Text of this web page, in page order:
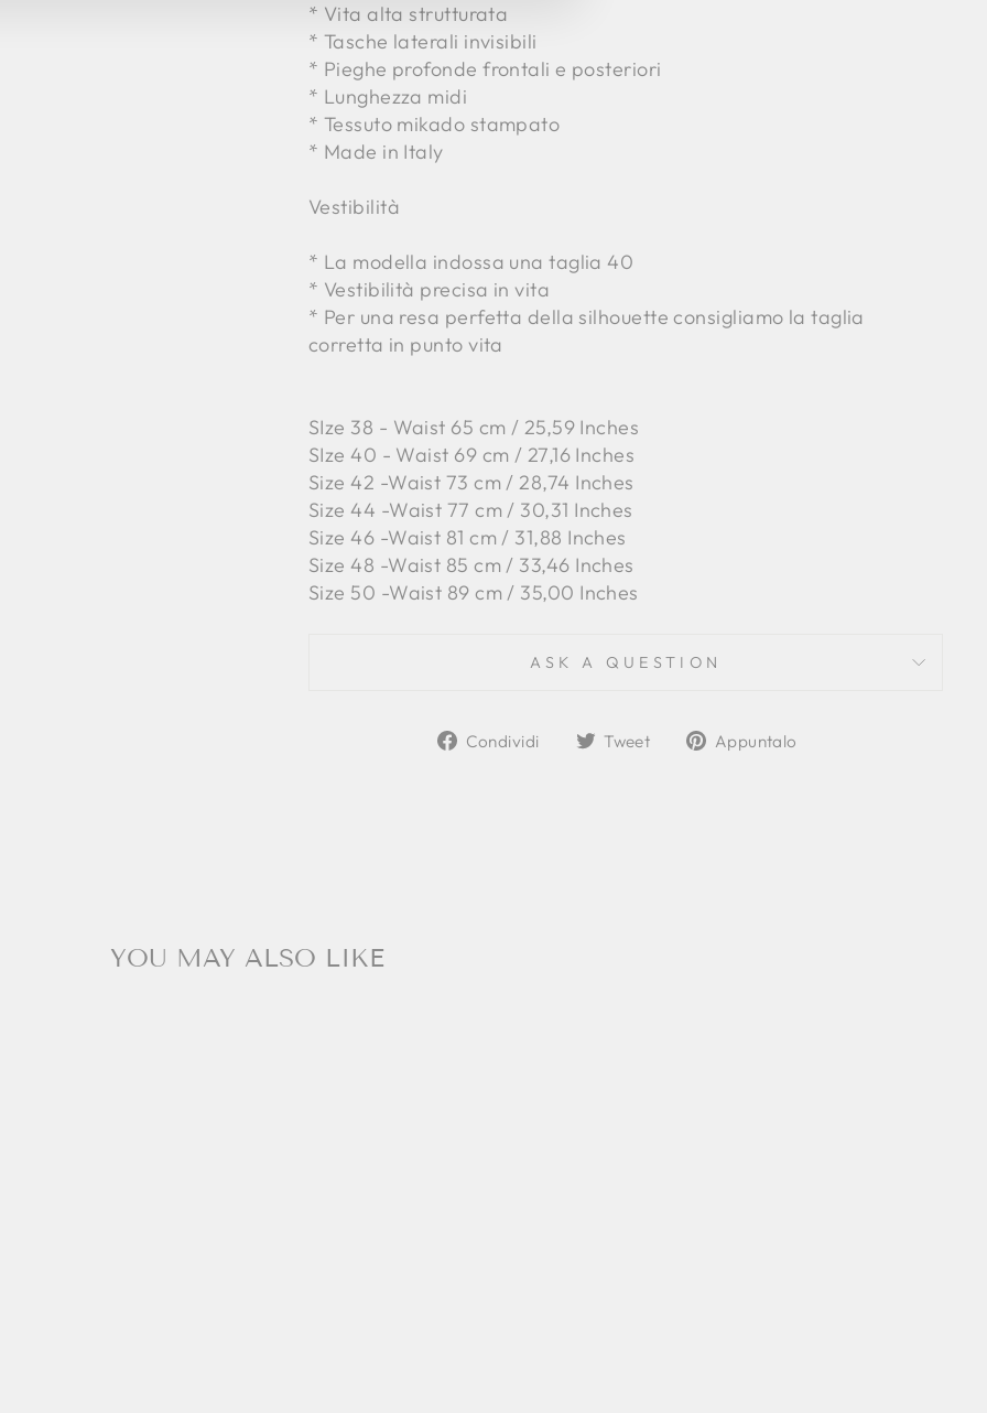
* Vita alta strutturata
* Tasche laterali invisibili
* Pieghe profonde frontali e posteriori
* Lunghezza midi
* Tessuto mikado stampato
* Made in Italy
Vestibilità
* La modella indossa una taglia 40
* Vestibilità precisa in vita
* Per una resa perfetta della silhouette consigliamo la taglia
corretta in punto vita
SIze 38 - Waist 65 cm / 25,59 Inches
SIze 40 - Waist 69 cm / 27,16 Inches
Size 42 -Waist 73 cm / 28,74 Inches
Size 44 -Waist 77 cm / 30,31 Inches
Size 46 -Waist 81 cm / 31,88 Inches
Size 48 -Waist 85 cm / 33,46 Inches
Size 50 -Waist 89 cm / 35,00 Inches
ASK A QUESTION
Condividi
Condividi
Tweet
TwittaAppuntalo
YOU MAY ALSO LIKE